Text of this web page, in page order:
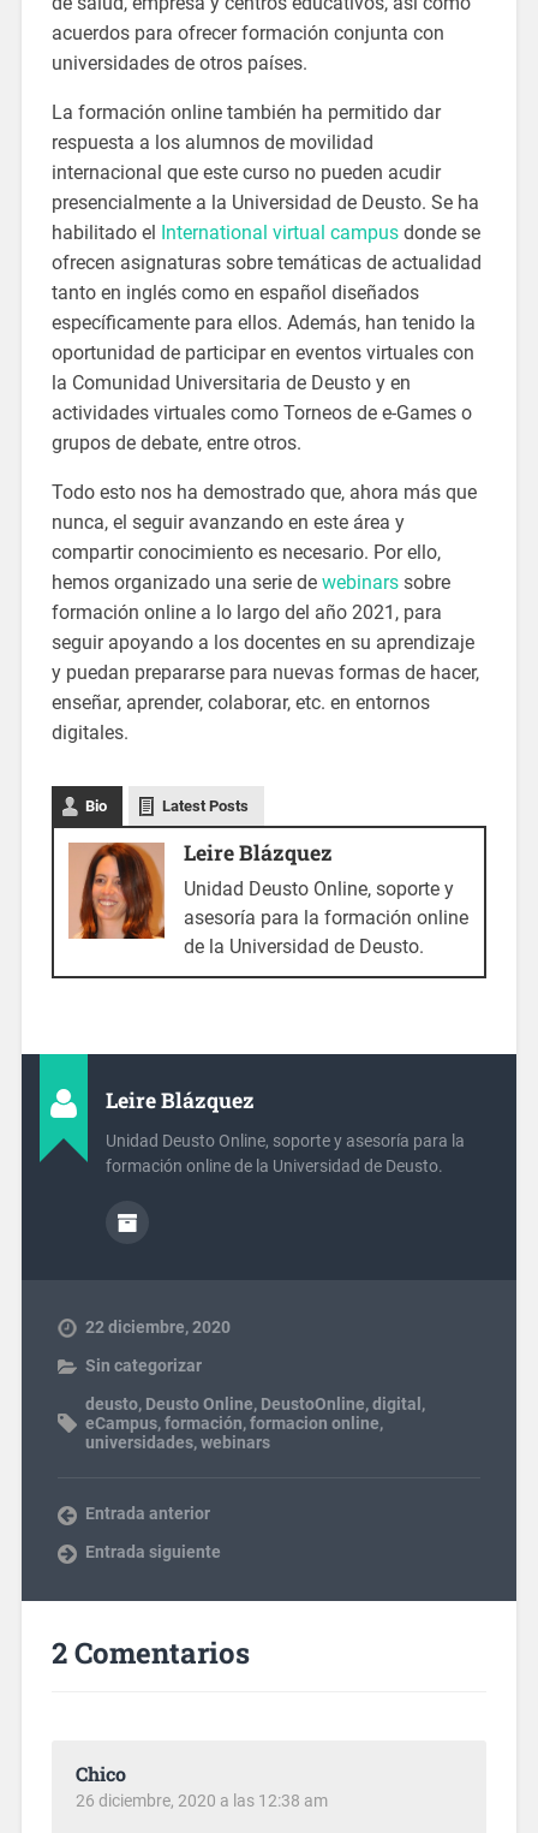
acuerdos para ofrecer formación conjunta con
universidades de otros países.
La formación online también ha permitido dar
respuesta a los alumnos de movilidad
internacional que este curso no pueden acudir
presencialmente a la Universidad de Deusto. Se ha
habilitado el International virtual campusdonde se
ofrecen asignaturas sobre temáticas de actualidad
tanto en inglés como en español diseñados
específicamente para ellos. Además, han tenido la
oportunidad de participar en eventos virtuales con
la Comunidad Universitaria de Deusto y en
actividades virtuales como Torneos de e-Games o
grupos de debate, entre otros.
Todo esto nos ha demostrado que, ahora más que
nunca, el seguir avanzando en este área y
compartir conocimiento es necesario. Por ello,
hemos organizado una serie de webinarssobre
formación online a lo largo del año 2021, para
seguir apoyando a los docentes en su aprendizaje
y puedan prepararse para nuevas formas de hacer,
enseñar, aprender, colaborar, etc. en entornos
digitales.
Bio Latest Posts
Leire Blázquez
Unidad Deusto Online, soporte y
asesoría para la formación online
de la Universidad de Deusto.
Leire Blázquez
Unidad Deusto Online, soporte y asesoría para la
formación online de la Universidad de Deusto.
22 diciembre, 2020
Sin categorizar
deusto, Deusto Online, DeustoOnline,digital ,
eCampus,formación,formacion online,
universidades,webinars
Entrada anterior
Entrada siguiente
2 Comentarios
Chico
26 diciembre, 2020 a las 12:38 am